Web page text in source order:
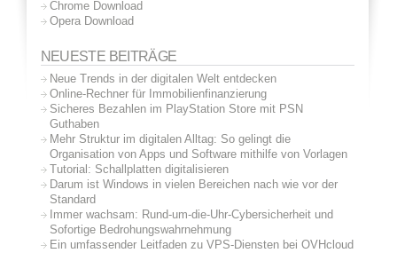
Chrome Download
Opera Download
NEUESTE BEITRÄGE
Neue Trends in der digitalen Welt entdecken
Online-Rechner für Immobilienfinanzierung
Sicheres Bezahlen im PlayStation Store mit PSN
Guthaben
Mehr Struktur im digitalen Alltag: So gelingt die
Organisation von Apps und Software mithilfe von Vorlagen
Tutorial: Schallplatten digitalisieren
Darum ist Windows in vielen Bereichen nach wie vor der
Standard
Immer wachsam: Rund-um-die-Uhr-Cybersicherheit und
Sofortige Bedrohungswahrnehmung
Ein umfassender Leitfaden zu VPS-Diensten bei OVHcloud